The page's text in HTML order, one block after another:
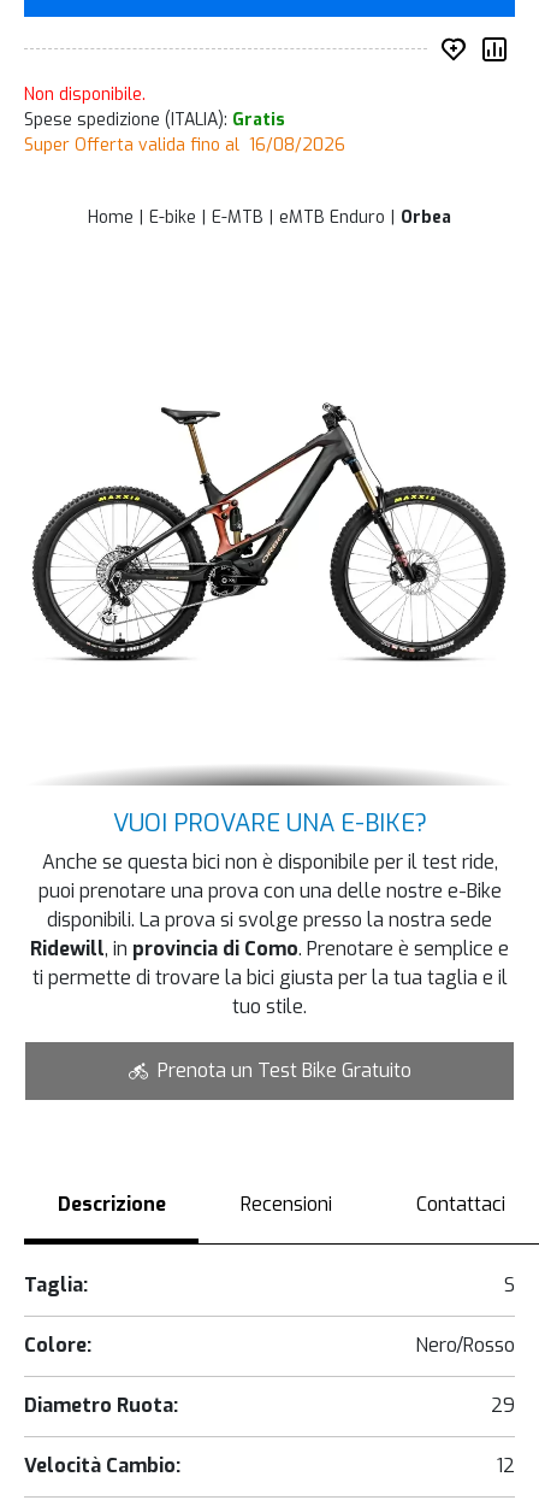
Non disponibile.
Spese spedizione (ITALIA): Gratis
Super Offerta valida fino al 16/08/2026
Home E-bike E-MTB eMTB Enduro Orbea
VUOI PROVARE UNA E-BIKE?
Anche se questa bici non è disponibile per il test ride,
puoi prenotare una prova con una delle nostre e-Bike
disponibili. La prova si svolge presso la nostra sede
Ridewill, in provincia di Como. Prenotare è semplice e
ti permette di trovare la bici giusta per la tua taglia e il
tuo stile.
Prenota un Test Bike Gratuito
Descrizione Recensioni Contattaci
Taglia: S
Colore: Nero/Rosso
Diametro Ruota: 29
Velocità Cambio: 12